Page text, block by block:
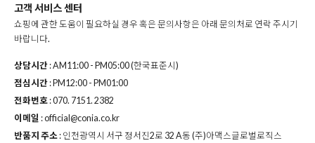
고객 서비스 센터
쇼핑에 관한 도움이 필요하실 경우 혹은 문의사항은 아래 문의처로 연락 주시기
바랍니다.
상담시간 : AM11:00 - PM05:00 (한국표준시)
점심시간 : PM12:00 - PM01:00
전화번호 : 070. 7151. 2382
이메일 : official@conia.co.kr
반품지 주소 : 인천광역시 서구 정서진2로 32 A동 (주)아맥스글로벌로직스